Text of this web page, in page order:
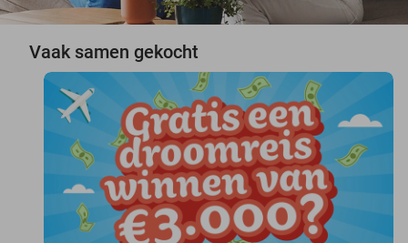
Vaak samen gekocht